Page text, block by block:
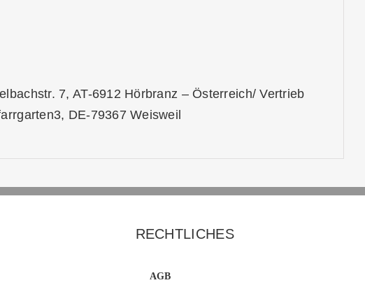
7, AT-6912 Hörbranz – Österreich/ Vertrieb
DE-79367 Weisweil
RECHTLICHES
AGB